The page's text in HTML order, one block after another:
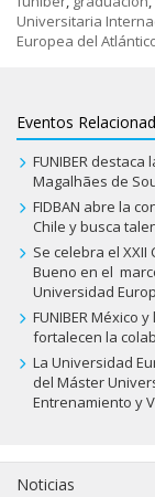
Universitaria
Europea del
Eventos
FUNIBER
Magalhães de
FIDBAN abre la
Chile y busca
Se celebra el
Bueno en el
Universidad
FUNIBER México
fortalecen la
La Universidad
del Máster
Entrenamiento y
Noticias